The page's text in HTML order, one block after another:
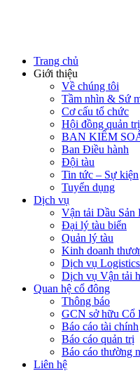
Trang chủ
Giới thiệu
Về chúng tôi
Tầm nhìn & Sứ
Cơ cấu tổ chức
Hội đồng quản trị
BAN KIỂM
Ban Điều hành
Đội tàu
Tin tức – Sự kiện
Tuyển dụng
Dịch vụ
Vận tải Dầu Sản
Đại lý tàu biển
Quản lý tàu
Kinh doanh
Dịch vụ Logistics
Dịch vụ Vận tải
Quan hệ cổ đông
Thông báo
GCN sở hữu Cổ
Báo cáo tài chính
Báo cáo quản trị
Báo cáo thường
Liên hệ